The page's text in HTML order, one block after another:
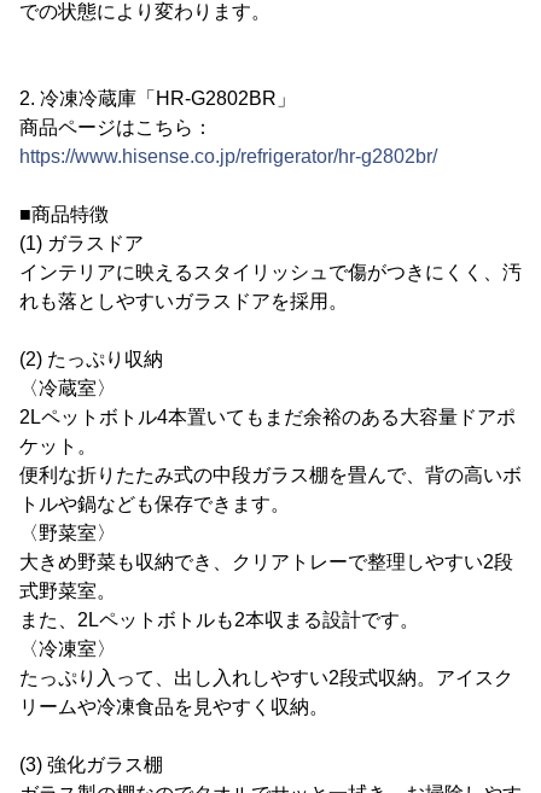
での状態により変わります。
2. 冷凍冷蔵庫「HR-G2802BR」
商品ページはこちら：
https://www.hisense.co.jp/refrigerator/hr-g2802br/
■商品特徴
(1) ガラスドア
インテリアに映えるスタイリッシュで傷がつきにくく、汚
れも落としやすいガラスドアを採用。
(2) たっぷり収納
〈冷蔵室〉
2Lペットボトル4本置いてもまだ余裕のある大容量ドアポ
ケット。
便利な折りたたみ式の中段ガラス棚を畳んで、背の高いボ
トルや鍋なども保存できます。
〈野菜室〉
大きめ野菜も収納でき、クリアトレーで整理しやすい2段
式野菜室。
また、2Lペットボトルも2本収まる設計です。
〈冷凍室〉
たっぷり入って、出し入れしやすい2段式収納。アイスク
リームや冷凍食品を見やすく収納。
(3) 強化ガラス棚